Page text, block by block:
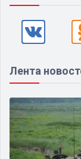
Лента